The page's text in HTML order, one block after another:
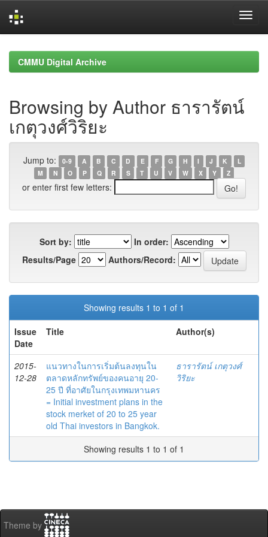
navigationCMMU Digital Archive
Browsing by Author ธารารัตน์
เกตุวงศ์วิริยะ
Jump to: 0-9 A B C D E F G H I J K
L
M
N O P Q R S T U V W X Y Z
or enter first few letters:
Sort by:
In order:
Results/Page
Authors/Record:
Showing results 1 to 1 of 1
Issue
Date
Title Author(s)
2015-
12-28
แนวทางในการเริ่มต้นลงทุนใน
ตลาดหลักทรัพย์ของคนอายุ 20-
25 ปี ที่อาศัยในกรุงเทพมหานคร
= Initial investment plans in the
stock merket of 20 to 25 year
old Thai investors in Bangkok.
ธารารัตน์ เกตุวงศ์
วิริยะ
Showing results 1 to 1 of 1
Theme by